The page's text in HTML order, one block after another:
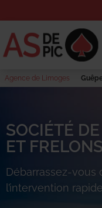
Agence de Limoges
SOCIÉTÉ
ET
Débarrassez-vous
l’intervention